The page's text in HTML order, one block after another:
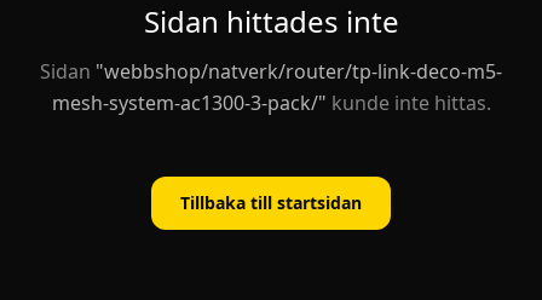
Sidan hittades inte
Sidan "webbshop/natverk/router/tp-link-deco-m5-
mesh-system-ac1300-3-pack/" kunde inte hittas.
Tillbaka till startsidan